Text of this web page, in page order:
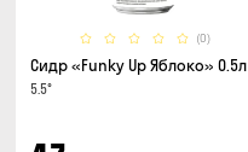
(0)
Сидр «Funky Up Яблоко» 0.5л
5.5°